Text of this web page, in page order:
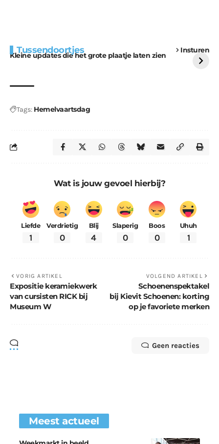
Tussendoortjes Insturen
Kleine updates die het grote plaatje laten zien
voor kabouters
uitdaging
Tags: Hemelvaartsdag
Wat is jouw gevoel hierbij?
Liefde
1
Verdrietig
0
Blij
4
Slaperig
0
Boos
0
Uhuh
1
VORIG ARTIKEL
Expositie keramiekwerk
van cursisten RICK bij
Museum W
VOLGEND ARTIKEL
Schoenenspektakel
bij Kievit Schoenen: korting
op je favoriete merken
Geen reacties
Meest actueel